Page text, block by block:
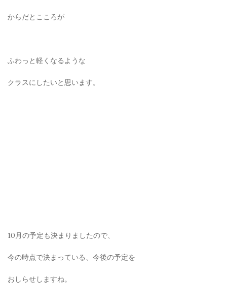
からだとこころが
ふわっと軽くなるような
クラスにしたいと思います。
10月の予定も決まりましたので、
今の時点で決まっている、今後の予定を
おしらせしますね。